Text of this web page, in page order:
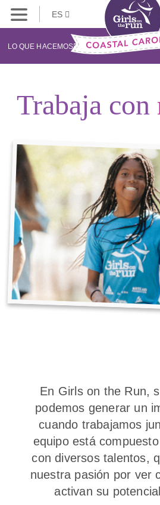
ES
LO QUE HACEMOS
En Girls on the Run,
podemos generar un
cuando trabajamos
equipo está
con diversos talentos,
nuestra pasión por ver
activan su
Trabaja con